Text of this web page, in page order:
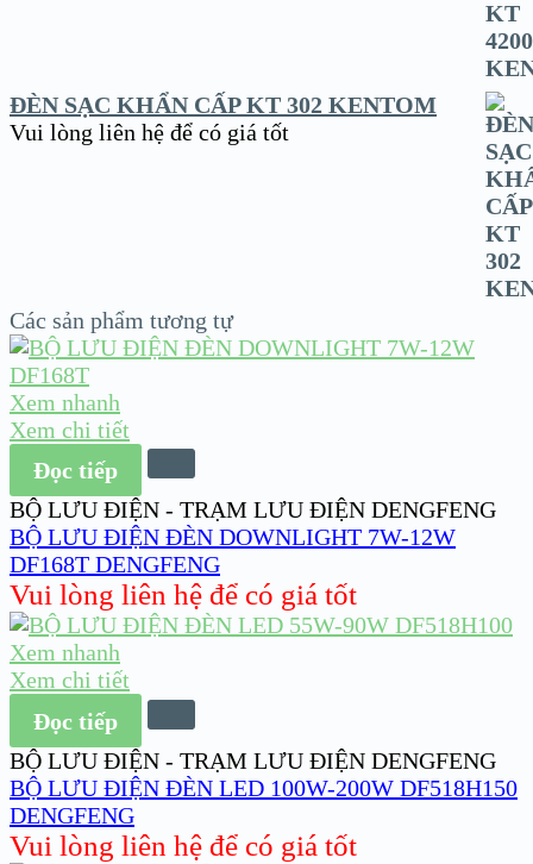
ĐÈN SẠC KHẨN CẤP KT 302 KENTOM
Vui lòng liên hệ để có giá tốt
Các sản phẩm tương tự
Xem nhanh
Xem chi tiết
Đọc tiếp
BỘ LƯU ĐIỆN - TRẠM LƯU ĐIỆN DENGFENG
BỘ LƯU ĐIỆN ĐÈN DOWNLIGHT 7W-12W
DF168T DENGFENG
Vui lòng liên hệ để có giá tốt
Xem nhanh
Xem chi tiết
Đọc tiếp
BỘ LƯU ĐIỆN - TRẠM LƯU ĐIỆN DENGFENG
BỘ LƯU ĐIỆN ĐÈN LED 100W-200W DF518H150
DENGFENG
Vui lòng liên hệ để có giá tốt